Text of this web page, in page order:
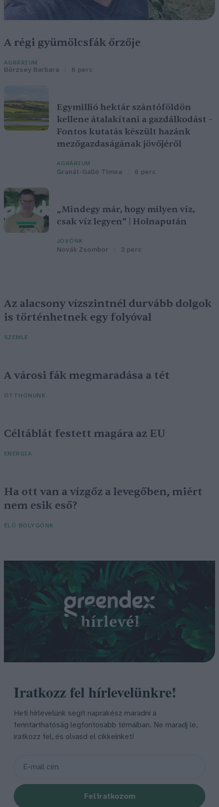
A régi gyümölcsfák őrzője
AGRÁRIUM
Börzsey Barbara 6 perc
Egymillió hektár szántóföldön
kellene átalakítani a gazdálkodást –
Fontos kutatás készült hazánk
mezőgazdaságának jövőjéről
AGRÁRIUM
Granát-Galló Tímea 6 perc
„Mindegy már, hogy milyen víz,
csak víz legyen” | Holnapután
JÖVŐNK
Novák Zsombor 3 perc
Az alacsony vízszintnél durvább dolgok
is történhetnek egy folyóval
SZEMLE
A városi fák megmaradása a tét
OTTHONUNK
Céltáblát festett magára az EU
ENERGIA
Ha ott van a vízgőz a levegőben, miért
nem esik eső?
ÉLŐ BOLYGÓNK
Iratkozz fel hírlevelünkre!
Heti hírlevelünk segít naprakész maradni a
fenntarthatóság legfontosabb témáiban. Ne maradj le,
iratkozz fel, és olvasd el cikkeinket!
Feliratkozom